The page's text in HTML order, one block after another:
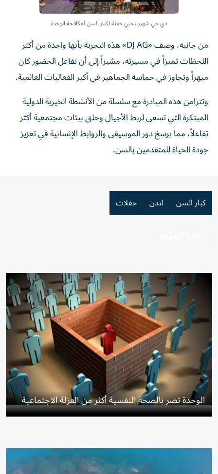
دي جي شهير يحيي حفلة لكبار السن لمكافحة الوحدة
من جانبه، وصف «DJ AG» هذه التجربة بأنها واحدة من أكثر
اللحظات تميزاً في مسيرته، مشيراً إلى أن تفاعل الحضور كان
مبهراً وتجاوز في حماسه الجماهير في أكبر الفعاليات العالمية.
وتتزامن هذه المبادرة مع سلسلة من الأنشطة الخيرية الدولية
المبتكرة التي تسعى لربط الأجيال وخلق بيئات مجتمعية أكثر
تفاعلاً، مما يرسخ دور الموسيقى والروابط الإنسانية في تعزيز
جودة الحياة للمتقدمين بالسن.
كبار السن لندن حفلات
الوحدة تضر بالصحة النفسية أكثر من العزلة الاجتماعية